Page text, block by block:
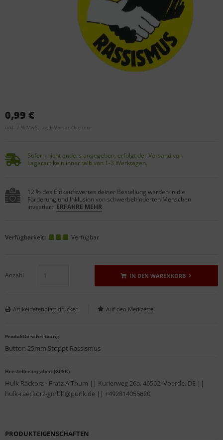
0,99 €
inkl. 7 % MwSt. zzgl. Versandkosten
Sofern nicht anders angegeben, erfolgt der Versand von
Lagerartikeln innerhalb von 1-3 Werktagen.
12 % des Einkaufswertes deiner Bestellung werden in die
Förderung und Inklusion von schwerbehinderten Menschen
investiert. ERFAHRE MEHR
Verfügbarkeit: Verfügbar
Anzahl IN DEN WARENKORB
Artikeldatenblatt drucken
Produktbeschreibung
Button 25mm Stoppt Rassismus
Herstellerangaben (GPSR)
Hulk Räckorz - Fratz A.Thum || Kurierweg 26a, 46562, Voerde, DE ||
hulk-raeckorz-gmbh@punk.de || +492814055620
PRODUKTEIGENSCHAFTEN